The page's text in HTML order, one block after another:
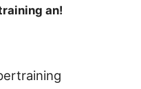
an!